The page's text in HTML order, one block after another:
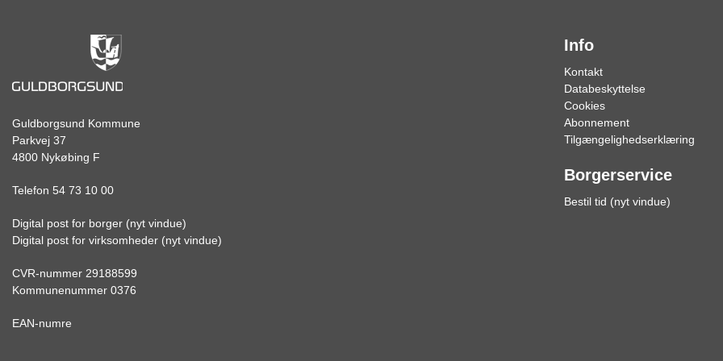
Guldborgsund Kommune
Parkvej 37
4800 Nykøbing F
Telefon 54 73 10 00
Digital post for borger (nyt vindue)
Digital post for virksomheder (nyt vindue)
CVR-nummer 29188599
Kommunenummer 0376
EAN-numre
Info
Kontakt
Databeskyttelse
Cookies
Abonnement
Tilgængelighedserklæring
Borgerservice
Bestil tid (nyt vindue)